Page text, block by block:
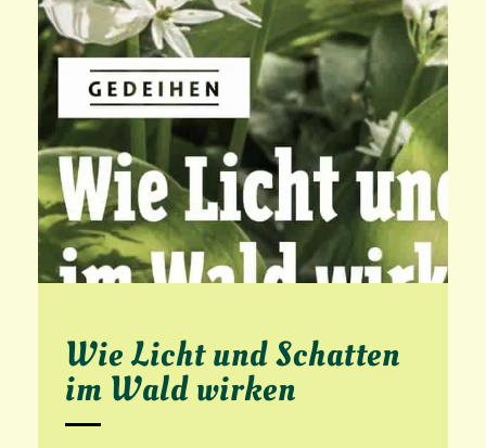
Wie Licht und Schatten
im Wald wirken